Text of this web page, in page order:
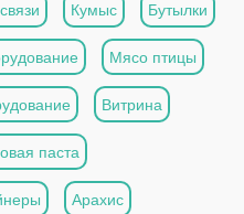
Кумыс Бутылки
Мясо птицы
Витрина
паста
Арахис